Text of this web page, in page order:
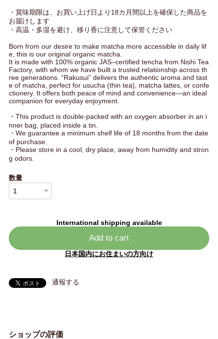
・賞味期限は、お買い上げ日より18カ月間以上を確保した商品を
お届けします
・高温・多湿を避け、移り香に注意して保管ください
Born from our desire to make matcha more accessible in daily lif
e, this is our original organic matcha.
It is made with 100% organic JAS–certified tencha from Nishi Tea
Factory, with whom we have built a trusted relationship across th
ree generations. “Rakusui” delivers the authentic aroma and tast
e of matcha, perfect for usucha (thin tea), matcha lattes, or confe
ctionery. It offers both peace of mind and convenience—an ideal
companion for everyday enjoyment.
・This product is double-packed with an oxygen absorber in an i
nner bag, placed inside a tin.
・We guarantee a minimum shelf life of 18 months from the date
of purchase.
・Please store in a cool, dry place, away from humidity and stron
g odors.
数量
International shipping available
Add to cart
日本国内にお住まいの方向け
通報する
ショップの評価